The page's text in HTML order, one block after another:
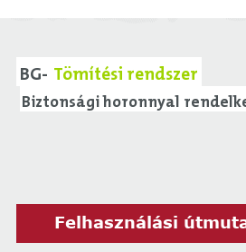
BG- Tömítési rendszer
Biztonsági horonnyal
Felhasználási